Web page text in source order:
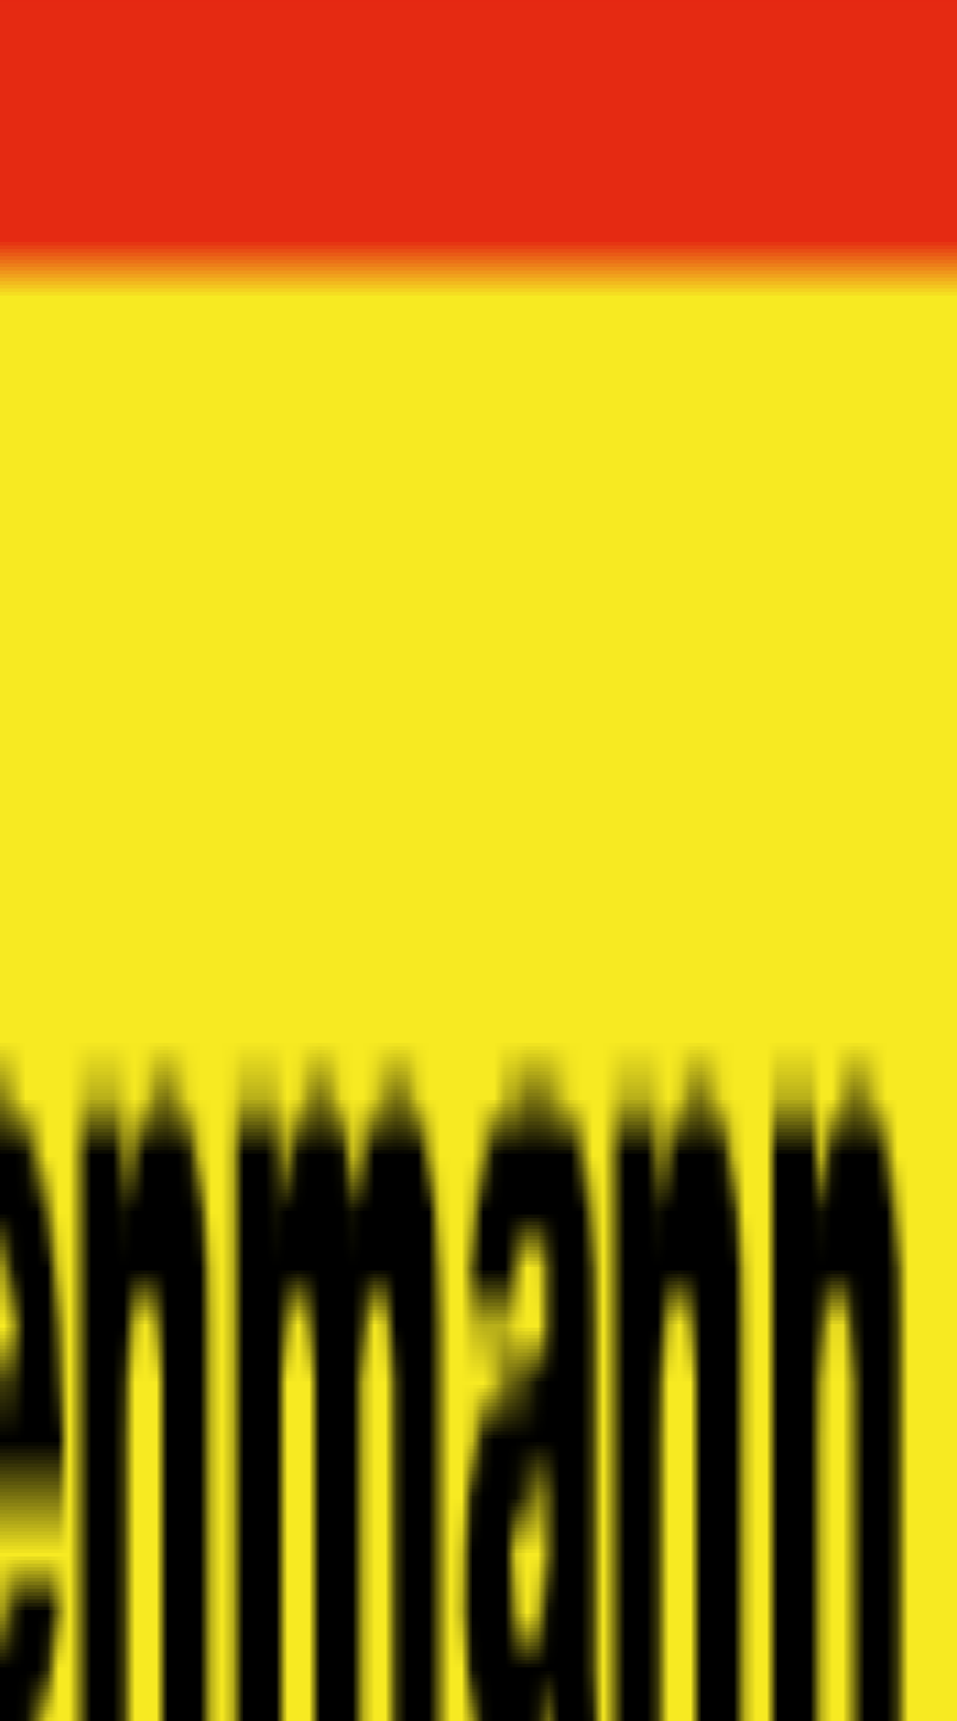
située à Effretikon, plus précisément au Hauptstrasse 56. Spécialisée dan...
cœur de la région 8307. Implantée au Töpferweg 3, cette société se spécialis...